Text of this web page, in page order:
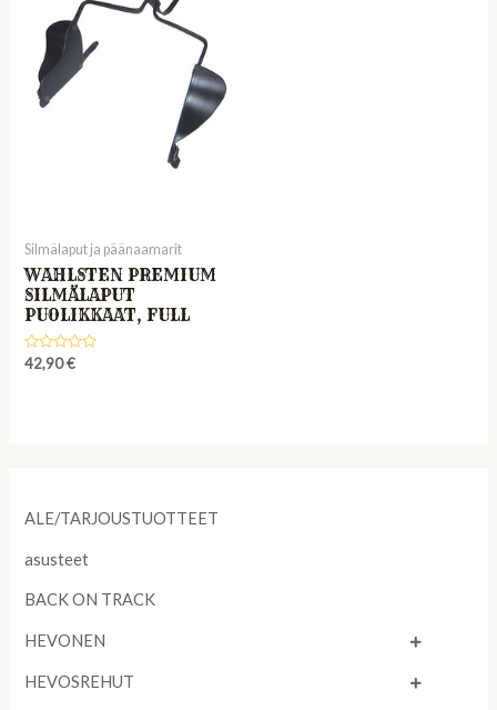
ALE/TARJOUSTUOTTEET
asusteet
BACK ON TRACK
HEVONEN
HEVOSREHUT
Silmälaput ja päänaamarit
WAHLSTEN PREMIUM
SILMÄLAPUT
PUOLIKKAAT, FULL
Rated
42,90€